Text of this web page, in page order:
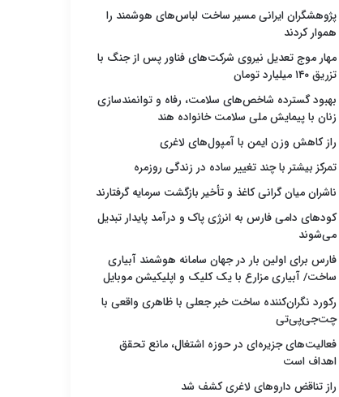
پژوهشگران ایرانی مسیر ساخت لباس‌های هوشمند را
هموار کردند
مهار موج تعدیل نیروی شرکت‌های فناور پس از جنگ با
تزریق ۱۴۰ میلیارد تومان
بهبود گسترده شاخص‌های سلامت، رفاه و توانمندسازی
زنان با پیمایش ملی سلامت خانواده هند
راز کاهش وزن ایمن با آمپول‌های لاغری
تمرکز بیشتر با چند تغییر ساده در زندگی روزمره
ناشران میان گرانی کاغذ و تأخیر بازگشت سرمایه گرفتارند
کودهای دامی فارس به انرژی پاک و درآمد پایدار تبدیل
می‌شوند
فارس برای اولین بار در جهان سامانه هوشمند آبیاری
ساخت/ آبیاری مزارع با یک کلیک و اپلیکیشن موبایل
رکورد نگران‌کننده ساخت خبر جعلی با ظاهری واقعی با
چت‌جی‌پی‌تی
فعالیت‌های جزیره‌ای در حوزه اشتغال، مانع تحقق
اهداف است
راز تناقض داروهای لاغری کشف شد